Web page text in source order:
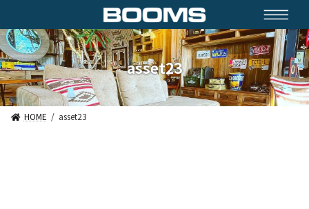
テ
ン
ツ
へ
ス
キ
ッ
ゲ
ー
シ
ョ
ン
に
移
asset23
HOME asset23